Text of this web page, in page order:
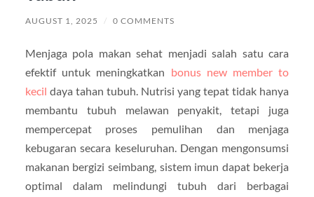
AUGUST 1, 2025 / 0 COMMENTS
Menjaga pola makan sehat menjadi salah satu cara
efektif untuk meningkatkan bonus new member to
kecil daya tahan tubuh. Nutrisi yang tepat tidak hanya
membantu tubuh melawan penyakit, tetapi juga
mempercepat proses pemulihan dan menjaga
kebugaran secara keseluruhan. Dengan mengonsumsi
makanan bergizi seimbang, sistem imun dapat bekerja
optimal dalam melindungi tubuh dari berbagai